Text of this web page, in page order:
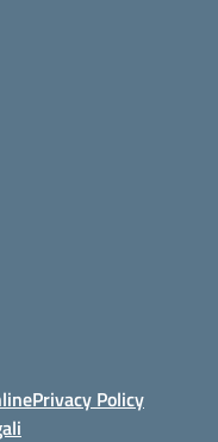
Privacy Policy